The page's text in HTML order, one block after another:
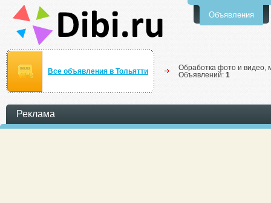
Объявления
Все объявления в Тольятти
Обработка фото и видео,
Объявлений: 1
Реклама